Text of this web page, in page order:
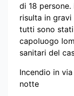
di 18
risulta in
tutti sono
capoluogo
sanitari del
Incendio in
notte